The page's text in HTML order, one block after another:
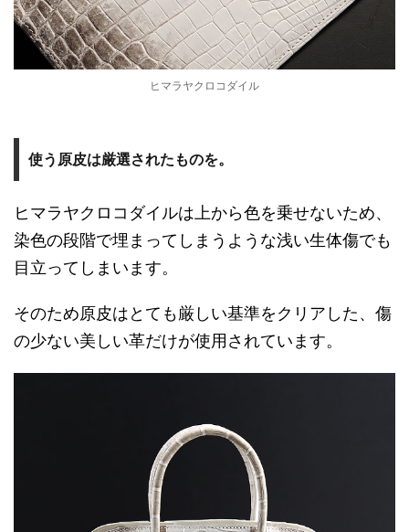
ヒマラヤクロコダイル
使う原皮は厳選されたものを。
ヒマラヤクロコダイルは上から色を乗せないため、
染色の段階で埋まってしまうような浅い生体傷でも
目立ってしまいます。
そのため原皮はとても厳しい基準をクリアした、傷
の少ない美しい革だけが使用されています。